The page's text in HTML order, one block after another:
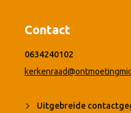
Contact
0634240102
Uitgebreide